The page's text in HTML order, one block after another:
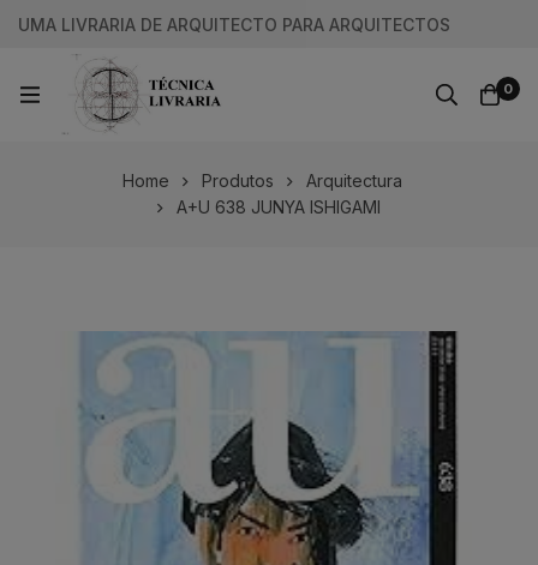
UMA LIVRARIA DE ARQUITECTO PARA ARQUITECTOS
0
Home Produtos
Arquitectura
A+U 638 JUNYA ISHIGAMI